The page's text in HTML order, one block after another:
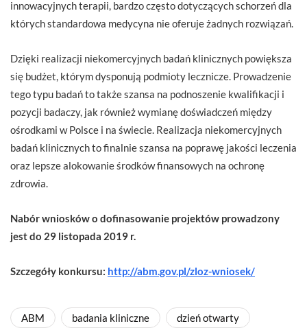
innowacyjnych terapii, bardzo często dotyczących schorzeń dla
których standardowa medycyna nie oferuje żadnych rozwiązań.
Dzięki realizacji niekomercyjnych badań klinicznych powiększa
się budżet, którym dysponują podmioty lecznicze. Prowadzenie
tego typu badań to także szansa na podnoszenie kwalifikacji i
pozycji badaczy, jak również wymianę doświadczeń między
ośrodkami w Polsce i na świecie. Realizacja niekomercyjnych
badań klinicznych to finalnie szansa na poprawę jakości leczenia
oraz lepsze alokowanie środków finansowych na ochronę
zdrowia.
Nabór wniosków o dofinasowanie projektów prowadzony
jest do 29 listopada 2019 r.
Szczegóły konkursu: http://abm.gov.pl/zloz-wniosek/
ABM badania kliniczne dzień otwarty